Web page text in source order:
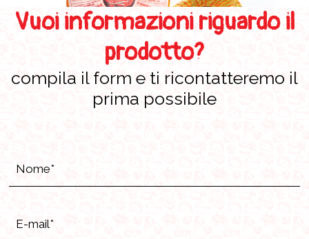
Vuoi informazioni riguardo il
prodotto?
compila il form e ti ricontatteremo il
prima possibile